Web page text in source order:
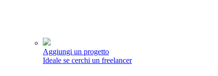
Aggiungi un progetto
Ideale se cerchi un freelancer